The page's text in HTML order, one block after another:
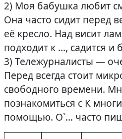
2) Моя бабушка любит
Она часто сидит перед
её кресло. Над висит
подходит к …, садится и
3) Тележурналисты —
Перед всегда стоит
свободного времени.
познакомиться с К
помощью. O`… часто